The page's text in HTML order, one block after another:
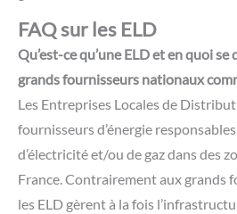
FAQ sur les ELD
Qu’est-ce qu’une ELD et en quoi
grands fournisseurs nationaux
Les Entreprises Locales de
fournisseurs d’énergie
d’électricité et/ou de gaz dans des
France. Contrairement aux grands
les ELD gèrent à la fois